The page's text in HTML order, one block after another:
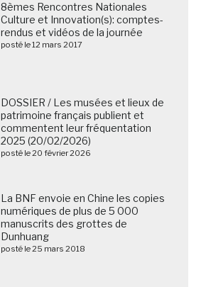
8èmes Rencontres Nationales
Culture et Innovation(s): comptes-
rendus et vidéos de la journée
posté le 12 mars 2017
DOSSIER / Les musées et lieux de
patrimoine français publient et
commentent leur fréquentation
2025 (20/02/2026)
posté le 20 février 2026
La BNF envoie en Chine les copies
numériques de plus de 5 000
manuscrits des grottes de
Dunhuang
posté le 25 mars 2018